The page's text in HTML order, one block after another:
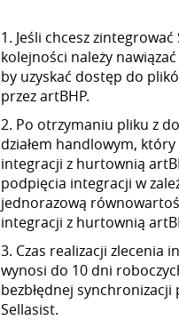
1. Jeśli chcesz
kolejności należy
by uzyskać dostęp do
przez artBHP.
2. Po otrzymaniu pliku z
działem handlowym,
integracji z hurtownią
podpięcia integracji w
jednorazową
integracji z hurtownią
3. Czas realizacji zlecenia
wynosi do 10 dni
bezbłędnej synchronizacji
Sellasist.